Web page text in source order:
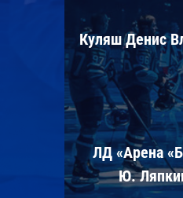
Куляш Денис
ЛД «Арена
Ю.